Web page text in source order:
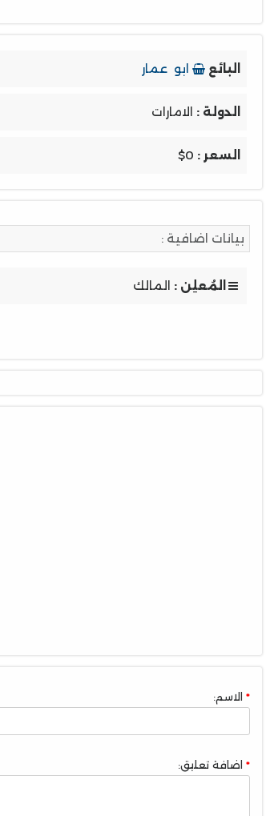
البائع ابو عمار
الدولة : الامارات
السعر : $0
بيانات اضافية :
المُعلِن : المالك
الاسم:
اضافة تعليق: